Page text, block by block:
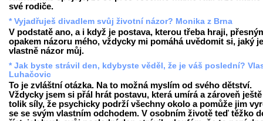
své rodiče.
* Vyjadřuješ divadlem svůj životní názor? Monika z Brna
V podstatě ano, a i když je postava, kterou třeba hraji,
opakem názoru mého, vždycky mi pomáhá uvědomit si, jaký je
vlastně názor můj.
* Jak byste strávil den, kdybyste věděl, že je váš poslední?
Luhačovic
To je zvláštní otázka. Na to možná myslím od svého dětství.
Vždycky jsem si přál hrát postavu, která umírá a zároveň ještě
tolik síly, že psychicky podrží všechny okolo a pomůže jim
se se svým vlastním odchodem. V osobním životě teď těžko